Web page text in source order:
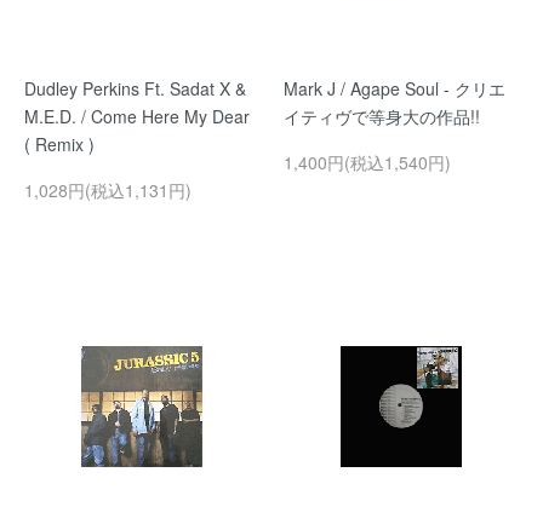
Dudley Perkins Ft. Sadat X &
M.E.D. / Come Here My Dear
( Remix )
1,028円(税込1,131円)
Mark J / Agape Soul - クリエ
イティヴで等身大の作品!!
1,400円(税込1,540円)